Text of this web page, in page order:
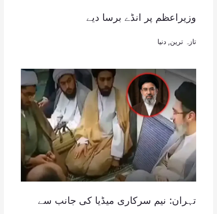
وزیراعظم پر انڈے برسا دیے
تازہ ترین دنیا
تہران: نیم سرکاری میڈیا کی جانب سے